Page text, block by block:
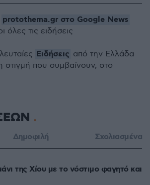
protothema.gr στο Google News
όλες τις ειδήσεις
Ειδήσεις από την Ελλάδα
στιγμή που συμβαίνουν, στο
Δημοφιλή Σχολιασμένα
της Χίου με το νόστιμο φαγητό και